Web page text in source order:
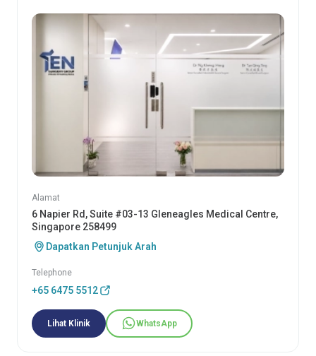
Alamat
6 Napier Rd, Suite #03-13 Gleneagles Medical Centre,
Singapore 258499
Dapatkan Petunjuk Arah
Telephone
+65 6475 5512
Lihat Klinik WhatsApp